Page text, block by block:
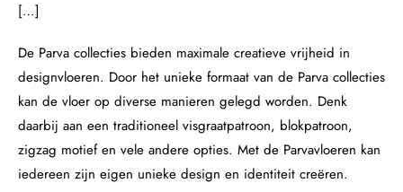
[…]
De Parva collecties bieden maximale creatieve vrijheid in
designvloeren. Door het unieke formaat van de Parva collecties
kan de vloer op diverse manieren gelegd worden. Denk
daarbij aan een traditioneel visgraatpatroon, blokpatroon,
zigzag motief en vele andere opties. Met de Parvavloeren kan
iedereen zijn eigen unieke design en identiteit creëren.